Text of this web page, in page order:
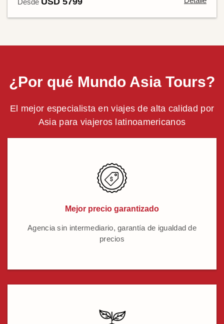
Desde
¿Por qué Mundo Asia Tours?
El mejor especialista en viajes de alta calidad por
Asia para viajeros latinoamericanos
Mejor precio garantizado
Agencia sin intermediario, garantía de igualdad de
precios